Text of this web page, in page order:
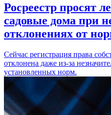
Росреестр просят
садовые дома при
отклонениях от
Сейчас регистрация права
отклонена даже из-за
установленных норм.